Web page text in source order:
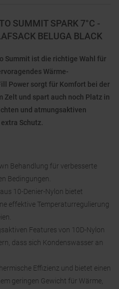
SUMMIT SPARK 7°C -
BELUGA BLACK
Summit ist die richtige Wahl für
Wärme-
Power sorgt für Komfort bei der
Zelt und spart auch noch Platz in
und atmungsaktiven
Schutz.
Behandlung für verbesserte
Bedingungen.
10-Denier-Nylon bietet
effektive Temperaturregulierung
Features von 10D-Nylon
dass sich Kondenswasser an
Effizienz und bietet einen
geringen Gewicht für Wärme,